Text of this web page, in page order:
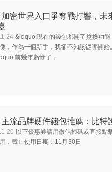
加密世界入口爭奪戰打響，未
24 &ldquo;現在的錢包都開了兌換功
，作為一個新手，我卻不知該從哪開
前幾年虧慘了，
主流品牌硬件錢包推薦：比特
20 以下優惠券請用微信掃碼或直接點
，截止使用日期：11月30日